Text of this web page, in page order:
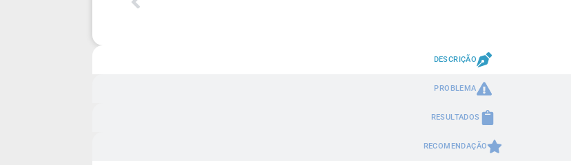
DESCRIÇÃO
PROBLEMA
RESULTADOS
RECOMENDAÇÃO